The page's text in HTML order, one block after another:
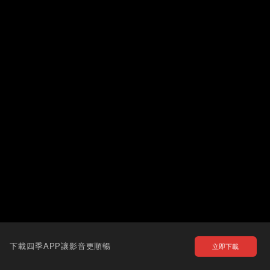
下載四季APP讓影音更順暢 立即下載